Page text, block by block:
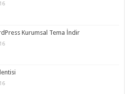
Kurumsal Tema İndir